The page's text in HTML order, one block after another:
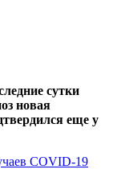
сутки
новая
еще у
COVID-19